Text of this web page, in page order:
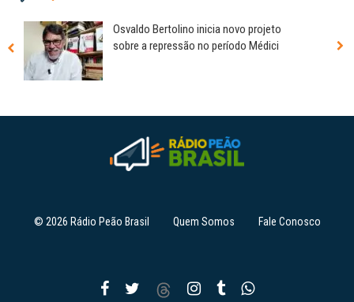
Osvaldo Bertolino inicia novo projeto
sobre a repressão no período Médici
© 2026 Rádio Peão Brasil Quem Somos Fale Conosco